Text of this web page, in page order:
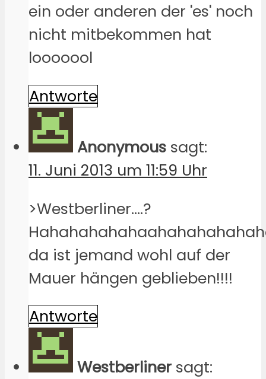
ein oder anderen der 'es' noch
nicht mitbekommen hat
looooool
Antworte
Anonymous sagt:
11. Juni 2013 um 11:59 Uhr
>Westberliner….?
da ist jemand wohl auf der
Mauer hängen geblieben!!!!
Antworte
Westberliner sagt: